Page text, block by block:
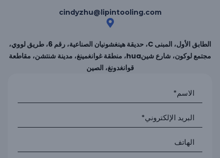
cindyzhu@lipintooling.com
الطابق الأول، المبنى C، حديقة هينغشونيان الصناعية، رقم 6، طريق لووي،
مجتمع لوكون، شارع شينhua، منطقة غوانغمينغ، مدينة شنتشن، مقاطعة
قوانغدونغ، الصين